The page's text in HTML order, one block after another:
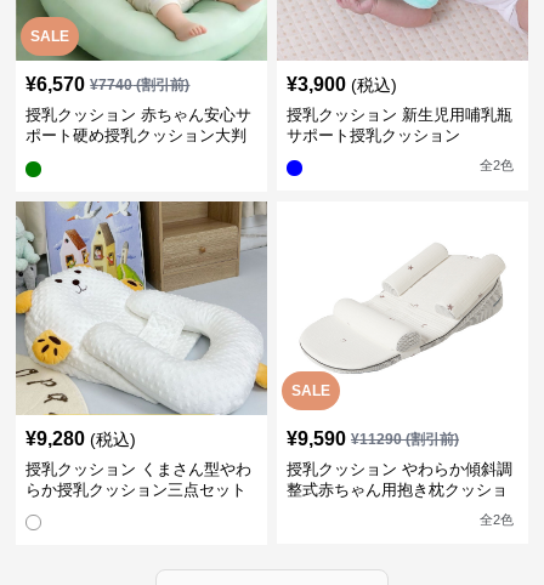
SALE
¥6,570 ¥7740(割引前)
授乳クッション 赤ちゃん安心サ
ポート硬め授乳クッション大判
¥3,900 (税込)
授乳クッション 新生児用哺乳瓶
サポート授乳クッション
全2色
¥9,280 (税込)
授乳クッション くまさん型やわ
らか授乳クッション三点セット
SALE
¥9,590 ¥11290(割引前)
授乳クッション やわらか傾斜調
整式赤ちゃん用抱き枕クッショ
全2色